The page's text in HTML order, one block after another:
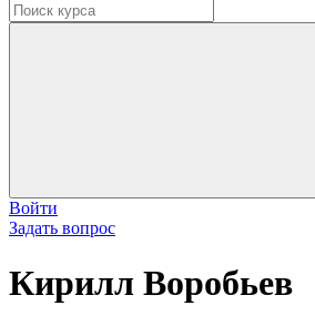
Войти
Задать вопрос
Кирилл Воробьев